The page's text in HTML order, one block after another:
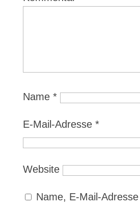
Name *
E-Mail-Adresse *
Website
Name, E-Mail-